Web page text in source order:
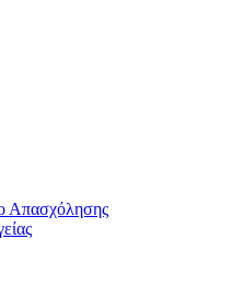
Απασχόλησης